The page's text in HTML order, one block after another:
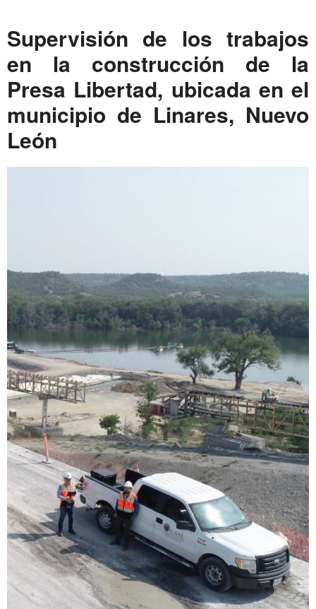
Supervisión de los trabajos
en la construcción de la
Presa Libertad, ubicada en el
municipio de Linares, Nuevo
León